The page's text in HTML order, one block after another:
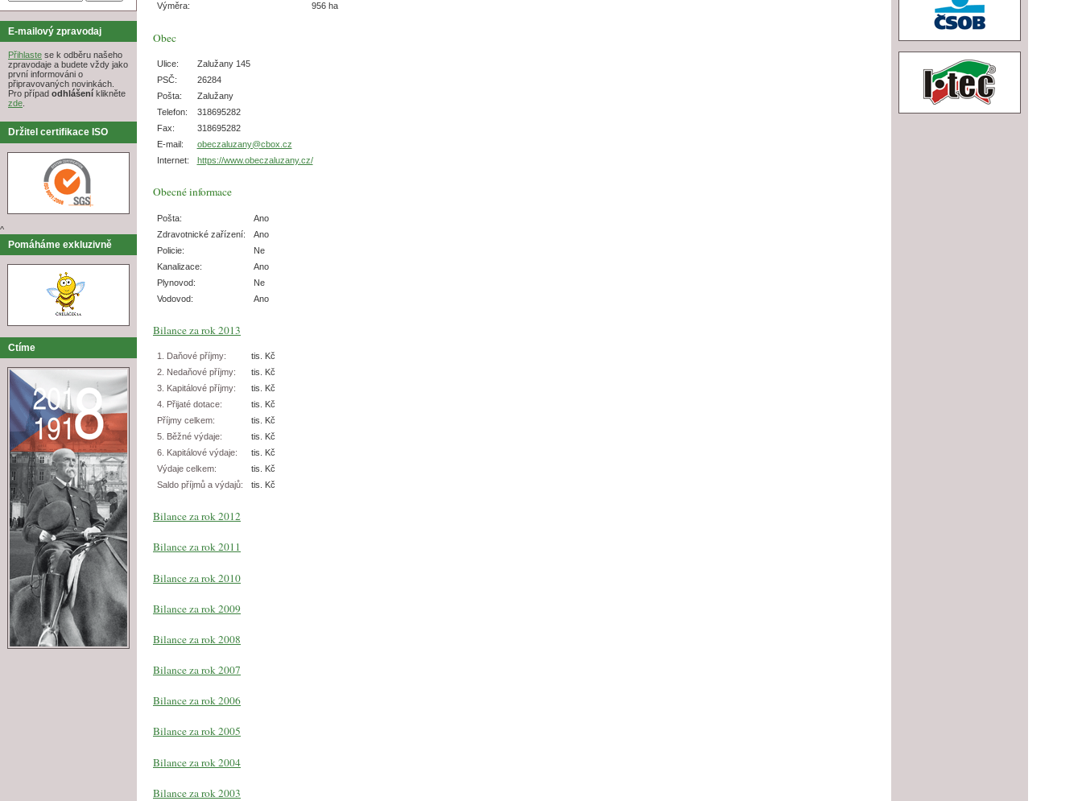
E-mailový zpravodaj
Přihlaste se k odběru našeho
zpravodaje a budete vždy jako
první informováni o
připravovaných novinkách.
Pro případ odhlášení klikněte
zde.
Držitel certifikace ISO
^
Pomáháme exkluzivně
Ctíme
Výměra:
956 ha
Obec
Ulice:
Zalužany 145
PSČ:
26284
Pošta:
Zalužany
Telefon:
318695282
Fax:
318695282
E-mail:
obeczaluzany@cbox.cz
Internet:
https://www.obeczaluzany.cz/
Obecné informace
Pošta:
Ano
Zdravotnické zařízení:
Ano
Policie:
Ne
Kanalizace:
Ano
Plynovod:
Ne
Vodovod:
Ano
Bilance za rok 2013
1. Daňové příjmy:
tis. Kč
2. Nedaňové příjmy:
tis. Kč
3. Kapitálové příjmy:
tis. Kč
4. Přijaté dotace:
tis. Kč
Příjmy celkem:
tis. Kč
5. Běžné výdaje:
tis. Kč
6. Kapitálové výdaje:
tis. Kč
Výdaje celkem:
tis. Kč
Saldo příjmů a výdajů:
tis. Kč
Bilance za rok 2012
Bilance za rok 2011
Bilance za rok 2010
Bilance za rok 2009
Bilance za rok 2008
Bilance za rok 2007
Bilance za rok 2006
Bilance za rok 2005
Bilance za rok 2004
Bilance za rok 2003